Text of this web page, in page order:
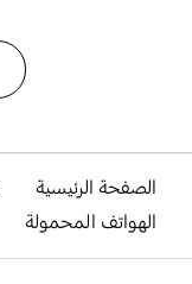
الصفحة الرئيسية
الهواتف المحمولة